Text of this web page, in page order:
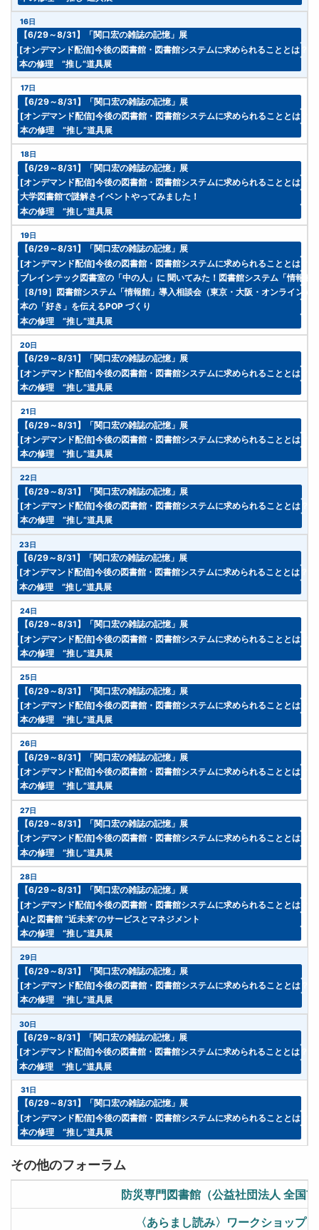
16日
【6/29～8/31】「関口宏の雑誌の記憶」展
[オンデマンド配信]今後の図書館・図書館システムに求められることとは？
本の修理 ”推し”道具展
17日
【6/29～8/31】「関口宏の雑誌の記憶」展
[オンデマンド配信]今後の図書館・図書館システムに求められることとは？
本の修理 ”推し”道具展
18日
【6/29～8/31】「関口宏の雑誌の記憶」展
[オンデマンド配信]今後の図書館・図書館システムに求められることとは？
大学図書館で謎解きイベントやってみました！
本の修理 ”推し”道具展
19日
【6/29～8/31】「関口宏の雑誌の記憶」展
[オンデマンド配信]今後の図書館・図書館システムに求められることとは？
ブレインテック図書室の「中の人」に 聞いてみた！図書館システム「情報館
［8/19］図書館システム「情報館」導入相談会（東京・大阪・オンライン）
本の「好き」を伝えるPOP づくり
本の修理 ”推し”道具展
20日
【6/29～8/31】「関口宏の雑誌の記憶」展
[オンデマンド配信]今後の図書館・図書館システムに求められることとは？
本の修理 ”推し”道具展
21日
【6/29～8/31】「関口宏の雑誌の記憶」展
[オンデマンド配信]今後の図書館・図書館システムに求められることとは？
本の修理 ”推し”道具展
22日
【6/29～8/31】「関口宏の雑誌の記憶」展
[オンデマンド配信]今後の図書館・図書館システムに求められることとは？
本の修理 ”推し”道具展
23日
【6/29～8/31】「関口宏の雑誌の記憶」展
[オンデマンド配信]今後の図書館・図書館システムに求められることとは？
本の修理 ”推し”道具展
24日
【6/29～8/31】「関口宏の雑誌の記憶」展
[オンデマンド配信]今後の図書館・図書館システムに求められることとは？
本の修理 ”推し”道具展
25日
【6/29～8/31】「関口宏の雑誌の記憶」展
[オンデマンド配信]今後の図書館・図書館システムに求められることとは？
本の修理 ”推し”道具展
26日
【6/29～8/31】「関口宏の雑誌の記憶」展
[オンデマンド配信]今後の図書館・図書館システムに求められることとは？
本の修理 ”推し”道具展
27日
【6/29～8/31】「関口宏の雑誌の記憶」展
[オンデマンド配信]今後の図書館・図書館システムに求められることとは？
本の修理 ”推し”道具展
28日
【6/29～8/31】「関口宏の雑誌の記憶」展
[オンデマンド配信]今後の図書館・図書館システムに求められることとは？
AIと図書館 “近未来”のサービスとマネジメント
本の修理 ”推し”道具展
29日
【6/29～8/31】「関口宏の雑誌の記憶」展
[オンデマンド配信]今後の図書館・図書館システムに求められることとは？
本の修理 ”推し”道具展
30日
【6/29～8/31】「関口宏の雑誌の記憶」展
[オンデマンド配信]今後の図書館・図書館システムに求められることとは？
本の修理 ”推し”道具展
31日
【6/29～8/31】「関口宏の雑誌の記憶」展
[オンデマンド配信]今後の図書館・図書館システムに求められることとは？
本の修理 ”推し”道具展
その他のフォーラム
防災専門図書館（公益社団法人 全国
〈あらまし読み〉ワークショップ